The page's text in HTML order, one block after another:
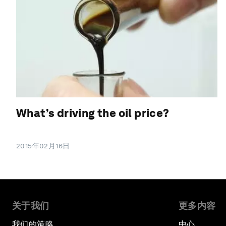
What’s driving the oil price?
2015年02月16日
关于我们 更多内容